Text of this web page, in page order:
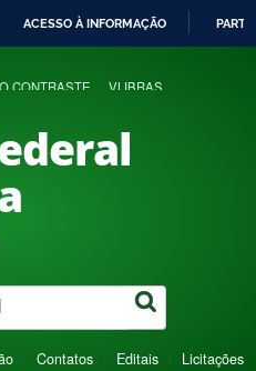
ACESSO À INFORMAÇÃO
CONTRASTE VLIBRAS
Contatos Editais Licitações